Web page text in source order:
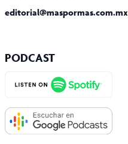
editorial@maspormas.com.mx
PODCAST